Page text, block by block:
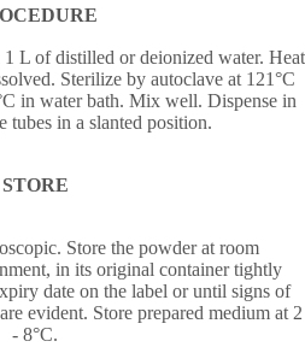
L of distilled or deionized water. Heat
Sterilize by autoclave at 121°C
in water bath. Mix well. Dispense in
tubes in a slanted position.
STORE
Store the powder at room
in its original container tightly
date on the label or until signs of
evident. Store prepared medium at 2
- 8°C.